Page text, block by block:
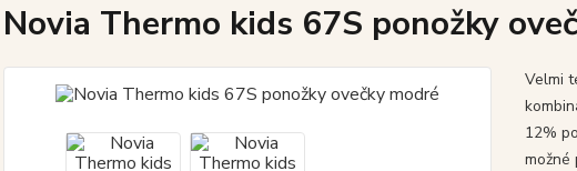
Novia Thermo kids 67S ponožky
Velmi
12%